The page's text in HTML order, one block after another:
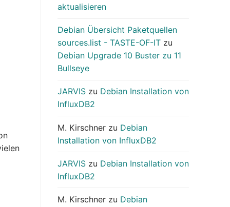
aktualisieren
Debian Übersicht Paketquellen
sources.list - TASTE-OF-IT zu
Debian Upgrade 10 Buster zu 11
Bullseye
JARVIS zu Debian Installation von
InfluxDB2
M. Kirschner zu Debian
Installation von InfluxDB2
JARVIS zu Debian Installation von
InfluxDB2
M. Kirschner zu Debian